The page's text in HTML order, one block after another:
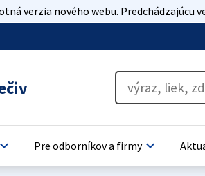
verzia nového webu. Predchádzajúcu
keyboard_arrow_down Pre odborníkov a firmykeyboard_arrow_down